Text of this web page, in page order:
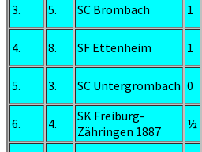
3. 5. SC Brombach 1
4. 8. SF Ettenheim 1
5. 3. SC Untergrombach 0
6. 4.
SK Freiburg-
Zähringen 1887
½